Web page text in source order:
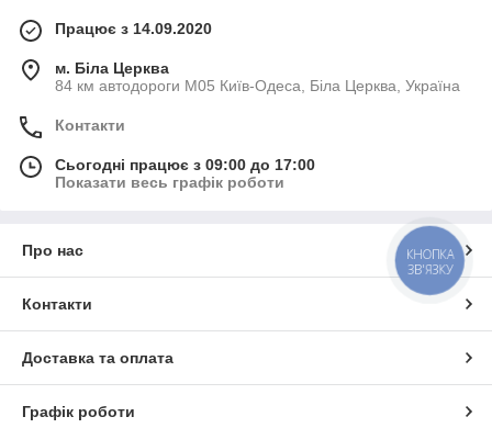
Працює з 14.09.2020
м. Біла Церква
84 км автодороги М05 Київ-Одеса, Біла Церква, Україна
Контакти
Сьогодні працює з 09:00 до 17:00
Показати весь графік роботи
Про нас
Контакти
Доставка та оплата
Графік роботи
КНОПКА
ЗВ'ЯЗКУ